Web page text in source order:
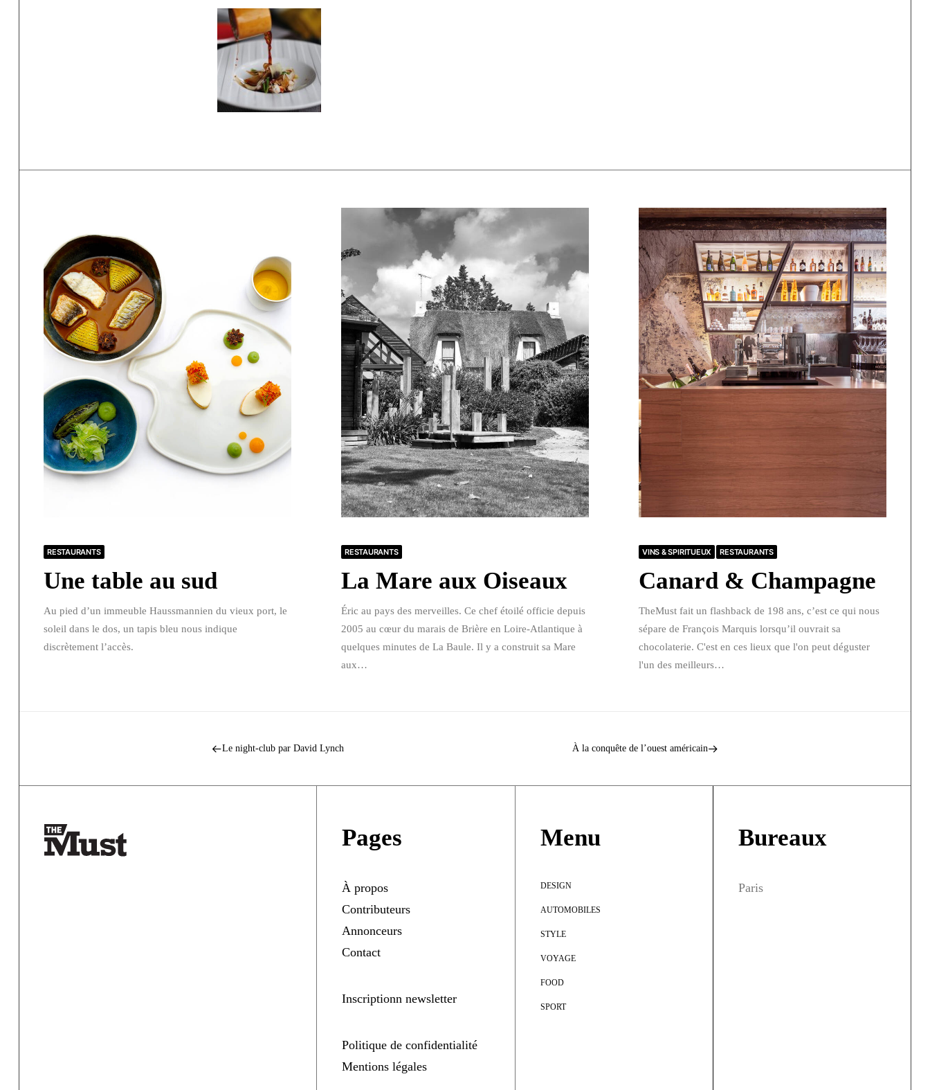
RESTAURANTS
Une table au sud
Au pied d’un immeuble Haussmannien du vieux port, le
soleil dans le dos, un tapis bleu nous indique
discrètement l’accès.
RESTAURANTS
La Mare aux Oiseaux
Éric au pays des merveilles. Ce chef étoilé officie depuis
2005 au cœur du marais de Brière en Loire-Atlantique à
quelques minutes de La Baule. Il y a construit sa Mare
aux…
VINS & SPIRITUEUX RESTAURANTS
Canard & Champagne
TheMust fait un flashback de 198 ans, c’est ce qui nous
sépare de François Marquis lorsqu’il ouvrait sa
chocolaterie. C'est en ces lieux que l'on peut déguster
l'un des meilleurs…
Le night-club par David Lynch À la conquête de l’ouest américain
Pages
À propos
Contributeurs
Annonceurs
Contact
Inscriptionn newsletter
Politique de confidentialité
Mentions légales
Menu
DESIGN
AUTOMOBILES
STYLE
VOYAGE
FOOD
SPORT
Bureaux
Paris